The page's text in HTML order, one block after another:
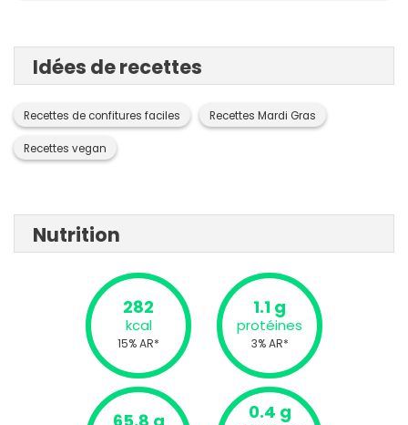
Idées de recettes
Recettes de confitures faciles Recettes Mardi Gras
Recettes vegan
Nutrition
282
kcal
15% AR*
1.1 g
protéines
3% AR*
0.4 g